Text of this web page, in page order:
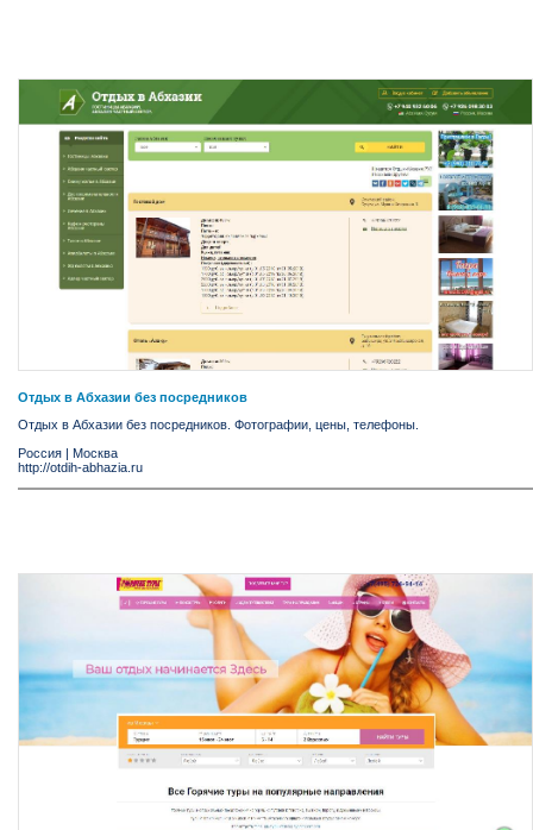
Отдых в Абхазии без посредников
Отдых в Абхазии без посредников. Фотографии, цены, телефоны.
Россия
Москва
http://otdih-abhazia.ru